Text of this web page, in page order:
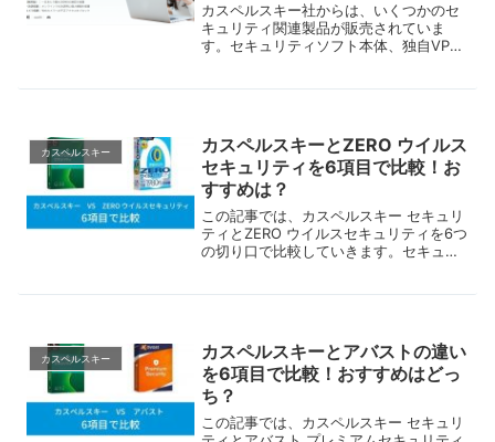
カスペルスキー社からは、いくつかのセ
キュリティ関連製品が販売されていま
す。セキュリティソフト本体、独自VPN
る無料体験版・機能を限定することで使
用期限なしに利用できる無料版が設定さ
れています。
カスペルスキー
カスペルスキーとZERO ウイルス
セキュリティを6項目で比較！お
すすめは？
この記事では、カスペルスキー セキュリ
ティとZERO ウイルスセキュリティを6つ
の切り口で比較していきます。セキュリ
カスペルスキー
カスペルスキーとアバストの違い
を6項目で比較！おすすめはどっ
ち？
この記事では、カスペルスキー セキュリ